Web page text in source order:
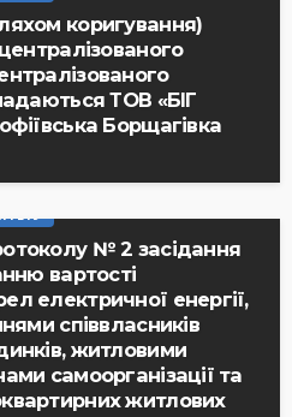
коригування)
ТОВ «БІГ
Борщагівка
№ 2 засідання
вартості
електричної енергії,
співвласників
житловими
самоорганізації та
житлових